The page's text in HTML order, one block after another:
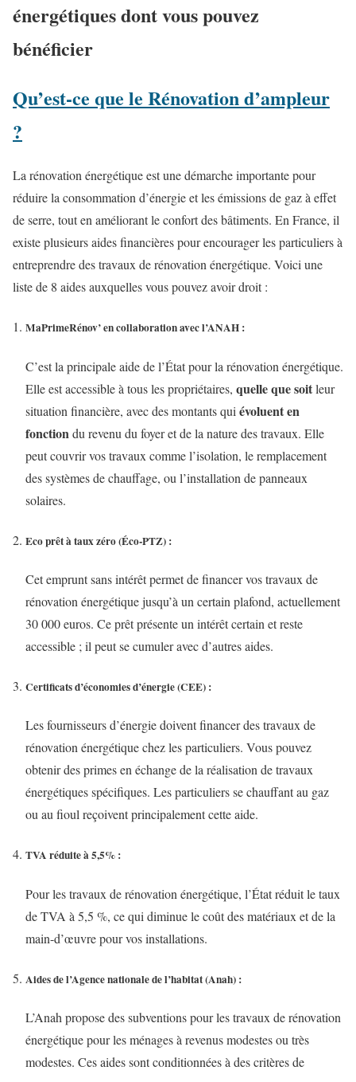
énergétiques dont vous pouvez
bénéficier
Qu’est-ce que le Rénovation d’ampleur
?
La rénovation énergétique est une démarche importante pour
réduire la consommation d’énergie et les émissions de gaz à effet
de serre, tout en améliorant le confort des bâtiments. En France, il
existe plusieurs aides financières pour encourager les particuliers à
entreprendre des travaux de rénovation énergétique. Voici une
liste de 8 aides auxquelles vous pouvez avoir droit :
MaPrimeRénov’en collaboration avec l’ANAH :
C’est la principale aide de l’État pour la rénovation énergétique.
Elle est accessible à tous les propriétaires, quelle que soitleur
situation financière, avec des montants qui évoluent en
fonctiondu revenu du foyer et de la nature des travaux. Elle
peut couvrir vos travaux comme l’isolation, le remplacement
des systèmes de chauffage, ou l’installation de panneaux
solaires.
Eco prêt à taux zéro (Éco-PTZ) :
Cet emprunt sans intérêt permet de financer vos travaux de
rénovation énergétique jusqu’à un certain plafond, actuellement
30 000 euros. Ce prêt présente un intérêt certain et reste
accessible ; il peut se cumuler avec d’autres aides.
Certificats d’économies d’énergie (CEE) :
Les fournisseurs d’énergie doivent financer des travaux de
rénovation énergétique chez les particuliers. Vous pouvez
obtenir des primes en échange de la réalisation de travaux
énergétiques spécifiques. Les particuliers se chauffant au gaz
ou au fioul reçoivent principalement cette aide.
TVA réduite à 5,5% :
Pour les travaux de rénovation énergétique, l’État réduit le taux
de TVA à 5,5 %, ce qui diminue le coût des matériaux et de la
main-d’œuvre pour vos installations.
Aides de l’Agence nationale de l’habitat (Anah) :
L’Anah propose des subventions pour les travaux de rénovation
énergétique pour les ménages à revenus modestes ou très
modestes. Ces aides sont conditionnées à des critères de